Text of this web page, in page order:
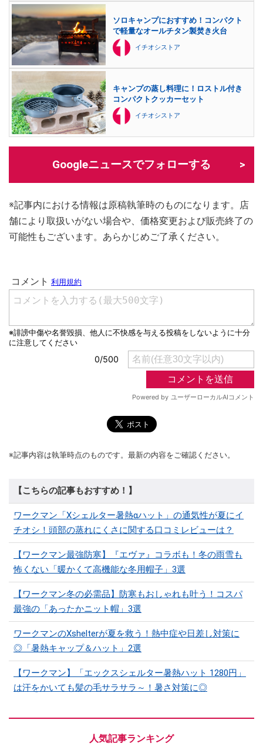
ソロキャンプにおすすめ！コンパクト
で軽量なオールチタン製焚き火台
イチオシストア
キャンプの蒸し料理に！ロストル付き
コンパクトクッカーセット
イチオシストア
Googleニュースでフォローする
※記事内における情報は原稿執筆時のものになります。店
舗により取扱いがない場合や、価格変更および販売終了の
可能性もございます。あらかじめご了承ください。
※記事内容は執筆時点のものです。最新の内容をご確認ください。
【こちらの記事もおすすめ！】
ワークマン「Xシェルター暑熱αハット」の通気性が夏にイ
チオシ！頭部の蒸れにくさに関する口コミレビューは？
【ワークマン最強防寒】『エヴァ』コラボも！冬の雨雪も
怖くない「暖かくて高機能な冬用帽子」3選
【ワークマン冬の必需品】防寒もおしゃれも叶う！コスパ
最強の「あったかニット帽」3選
ワークマンのXshelterが夏を救う！熱中症や日差し対策に
◎「暑熱キャップ＆ハット」2選
【ワークマン】「エックスシェルター暑熱ハット 1280円」
は汗をかいても髪の毛サラサラ～！暑さ対策に◎